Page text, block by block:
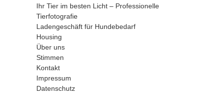
Ihr Tier im besten Licht – Professionelle
Tierfotografie
Ladengeschäft für Hundebedarf
Housing
Über uns
Stimmen
Kontakt
Impressum
Datenschutz